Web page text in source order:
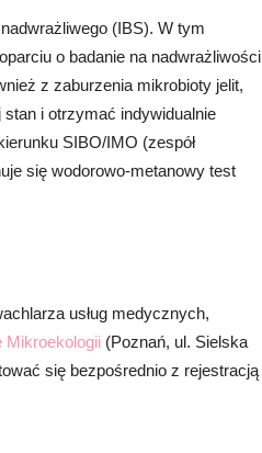
(IBS). W tym
o badanie na nadwrażliwości
z zaburzenia mikrobioty jelit,
i otrzymać indywidualnie
SIBO/IMO (zespół
się wodorowo-metanowy test
usług medycznych,
Mikroekologii (Poznań, ul. Sielska
się bezpośrednio z rejestracją